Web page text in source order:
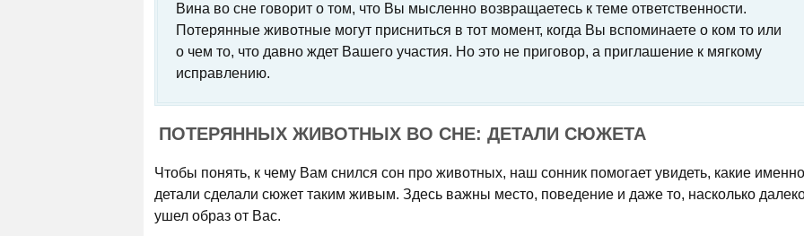
Вина во сне говорит о том, что Вы мысленно возвращаетесь к теме ответственности.
Потерянные животные могут присниться в тот момент, когда Вы вспоминаете о ком то или
о чем то, что давно ждет Вашего участия. Но это не приговор, а приглашение к мягкому
исправлению.
ПОТЕРЯННЫХ ЖИВОТНЫХ ВО СНЕ: ДЕТАЛИ СЮЖЕТА
Чтобы понять, к чему Вам снился сон про животных, наш сонник помогает увидеть, какие именно
детали сделали сюжет таким живым. Здесь важны место, поведение и даже то, насколько
ушел образ от Вас.